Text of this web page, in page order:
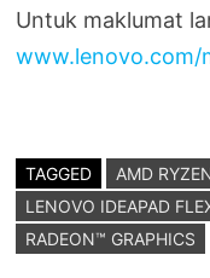
Untuk maklumat
www.lenovo.com/
TAGGED AMD
LENOVO IDEAPAD
RADEON™ GRAPHICS